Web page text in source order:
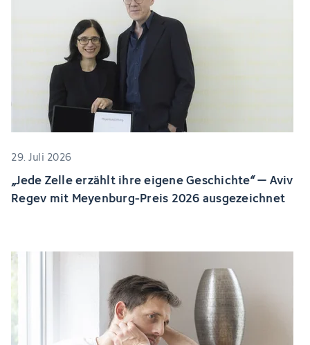
29. Juli 2026
„Jede Zelle erzählt ihre eigene Geschichte“ – Aviv
Regev mit Meyenburg-Preis 2026 ausgezeichnet